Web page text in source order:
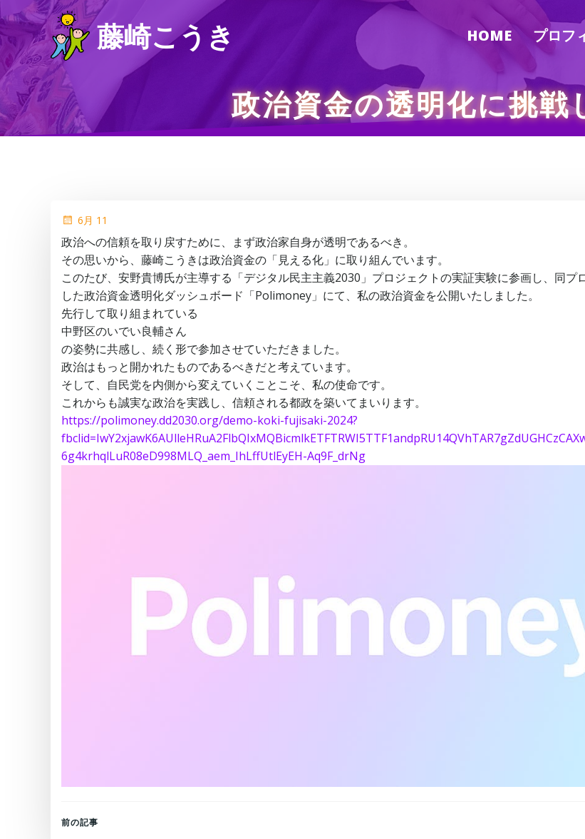
ン
テ
ン
ツ
ス
キ
藤崎こうき HOME プロフ
政治資金の透明化に挑戦
6月 11
政治への信頼を取り戻すために、まず政治家自身が透明であるべき。
その思いから、藤崎こうきは政治資金の「見える化」に取り組んでいます。
このたび、安野貴博氏が主導する「デジタル民主主義2030」プロジェクトの実証実験に参画し、同プ
した政治資金透明化ダッシュボード「Polimoney」にて、私の政治資金を公開いたしました。
先行して取り組まれている
中野区のいでい良輔さん
の姿勢に共感し、続く形で参加させていただきました。
政治はもっと開かれたものであるべきだと考えています。
そして、自民党を内側から変えていくことこそ、私の使命です。
これからも誠実な政治を実践し、信頼される都政を築いてまいります。
https://polimoney.dd2030.org/demo-koki-fujisaki-2024?
6g4krhqlLuR08eD998MLQ_aem_IhLffUtlEyEH-Aq9F_drNg
Post
前の記事